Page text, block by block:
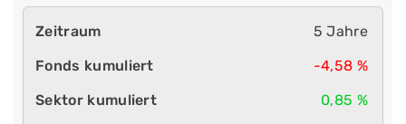
5 Jahre
-4,58 %
0,85 %